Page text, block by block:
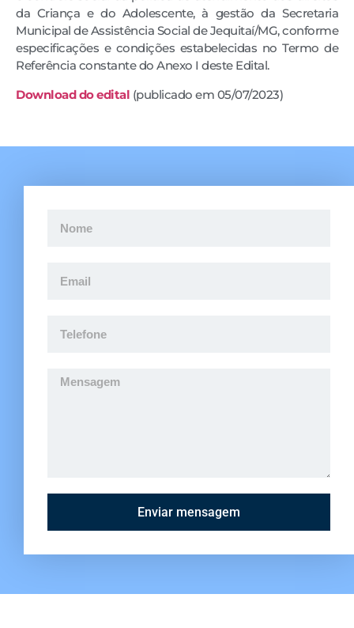
da Criança e do Adolescente, à gestão da Secretaria
Municipal de Assistência Social de Jequitaí/MG, conforme
especificações e condições estabelecidas no Termo de
Referência constante do Anexo I deste Edital.
Downloaddo edital (publicado em 05/07/2023)
Enviar mensagem